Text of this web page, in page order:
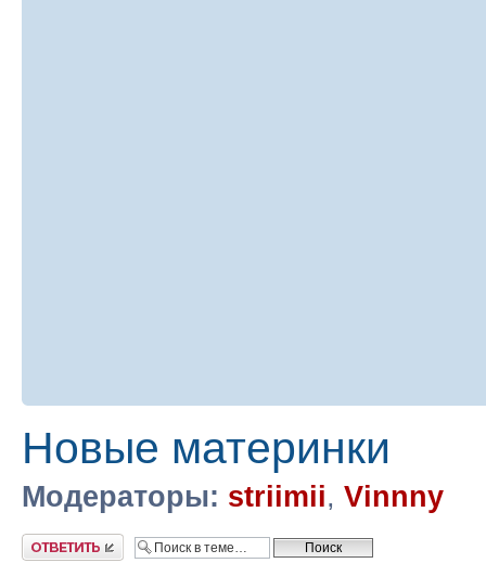
Новые материнки
Модераторы: striimii, Vinnny
Ответить